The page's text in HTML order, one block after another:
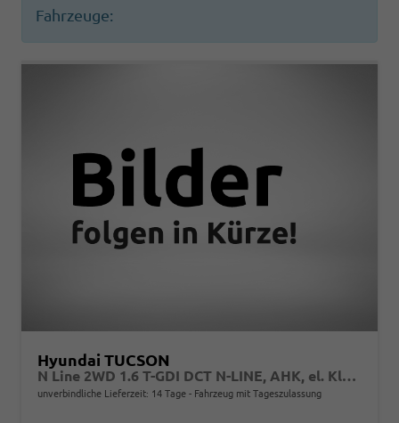
Fahrzeuge:
Hyundai TUCSON
N Line 2WD 1.6 T-GDI DCT N-LINE, AHK, el. Klappe, Navi, Kamera, Side, Winter
unverbindliche Lieferzeit: 14 Tage Fahrzeug mit Tageszulassung